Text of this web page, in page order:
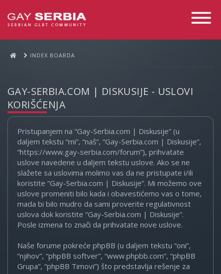
Toggle
INDEX BOARDA
GAY-SERBIA.COM | DISKUSIJE - USLOVI
KORIŠĆENJA
Pristupanjem na “Gay-Serbia.com | Diskusije” (u
daljem tekstu “mi”, “naš”, “Gay-Serbia.com | Diskusije”,
“https://www.gay-serbia.com/forum”), prihvatate
uslove navedene u daljem tekstu uslove. Ako se ne
slažete sa uslovima molimo vas da ne pristupate i/ili
koristite “Gay-Serbia.com | Diskusije”. Mi možemo ove
uslove promeniti bilo kada i obavestićemo vas o tome,
mada bi bilo mudro da sami proverite regulativnost
uslova dok koristite “Gay-Serbia.com | Diskusije”.
Posle izmena to znači da prihvatate nove uslove.
Naše forume pokreće phpBB (u daljem tekstu “oni”,
“njihov”, “phpBB softver”, “www.phpbb.com”, “phpBB
Grupa”, “phpBB Timovi”) što predstavlja rešenje za